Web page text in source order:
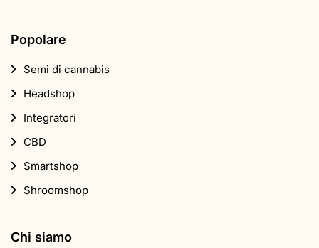
Popolare
Semi di cannabis
Headshop
Integratori
CBD
Smartshop
Shroomshop
Chi siamo